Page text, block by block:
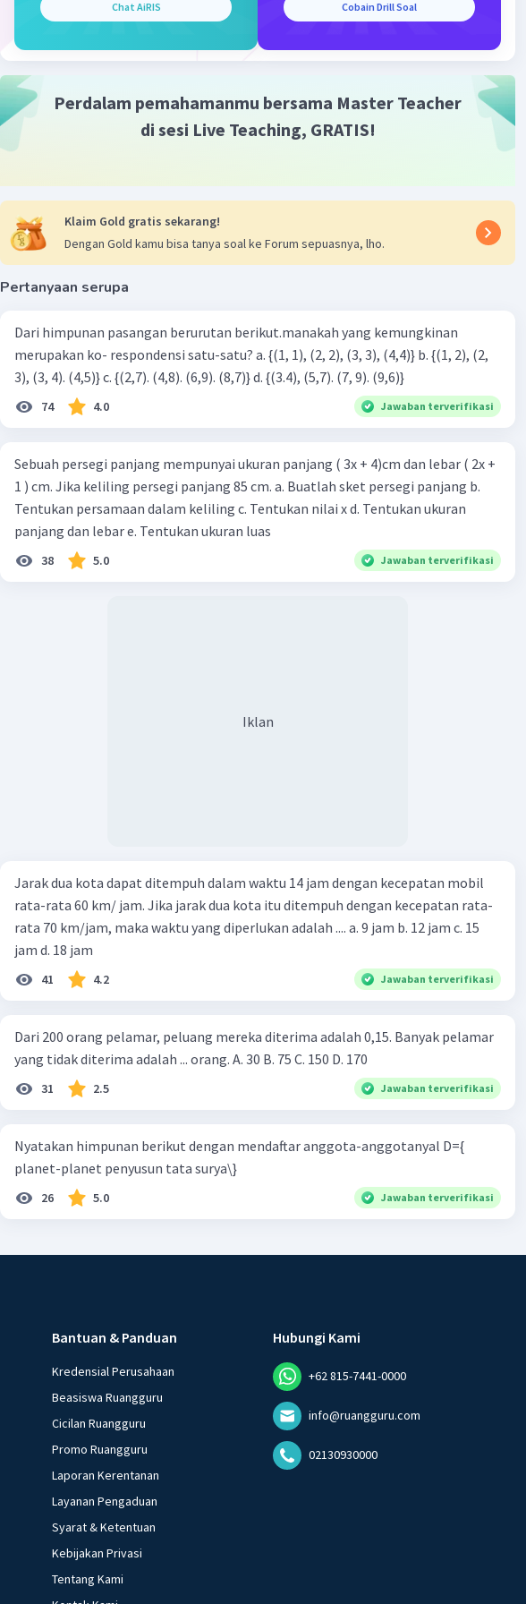
= 4+(5)7
= 4+35
= 39
Beri Rating· 0.0(0) Balas
Chat AiRIS Cobain Drill Soal
Perdalam pemahamanmu bersama Master Teacher
di sesi Live Teaching, GRATIS!
Klaim Gold gratis sekarang!
Dengan Gold kamu bisa tanya soal ke Forum sepuasnya, lho.
Pertanyaan serupa
Dari himpunan pasangan berurutan berikut.manakah yang kemungkinan
merupakan ko- respondensi satu-satu? a. {(1, 1), (2, 2), (3, 3), (4,4)} b. {(1, 2), (2,
3), (3, 4). (4,5)} c. {(2,7). (4,8). (6,9). (8,7)} d. {(3.4), (5,7). (7, 9). (9,6)}
74 4.0 Jawaban terverifikasi
Sebuah persegi panjang mempunyai ukuran panjang ( 3x + 4)cm dan lebar ( 2x +
1 ) cm. Jika keliling persegi panjang 85 cm. a. Buatlah sket persegi panjang b.
Tentukan persamaan dalam keliling c. Tentukan nilai x d. Tentukan ukuran
panjang dan lebar e. Tentukan ukuran luas
38 5.0 Jawaban terverifikasi
Iklan
Jarak dua kota dapat ditempuh dalam waktu 14 jam dengan kecepatan mobil
rata-rata 60 km/ jam. Jika jarak dua kota itu ditempuh dengan kecepatan rata-
rata 70 km/jam, maka waktu yang diperlukan adalah .... a. 9 jam b. 12 jam c. 15
jam d. 18 jam
41 4.2 Jawaban terverifikasi
Dari 200 orang pelamar, peluang mereka diterima adalah 0,15. Banyak pelamar
yang tidak diterima adalah ... orang. A. 30 B. 75 C. 150 D. 170
31 2.5 Jawaban terverifikasi
Nyatakan himpunan berikut dengan mendaftar anggota-anggotanyal D={
planet-planet penyusun tata surya\}
26 5.0 Jawaban terverifikasi
Bantuan & Panduan
Kredensial Perusahaan
Beasiswa Ruangguru
Cicilan Ruangguru
Promo Ruangguru
Laporan Kerentanan
Layanan Pengaduan
Syarat & Ketentuan
Kebijakan Privasi
Tentang Kami
Hubungi Kami
+62 815-7441-0000
info@ruangguru.com
02130930000